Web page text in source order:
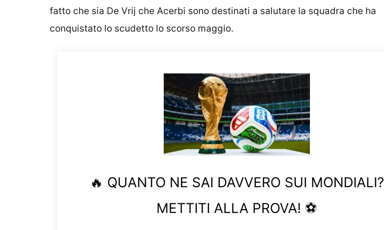
fatto che sia De Vrij che Acerbi sono destinati a salutare la squadra che ha
conquistato lo scudetto lo scorso maggio.
🔥 QUANTO NE SAI DAVVERO SUI MONDIALI?
METTITI ALLA PROVA! ⚽